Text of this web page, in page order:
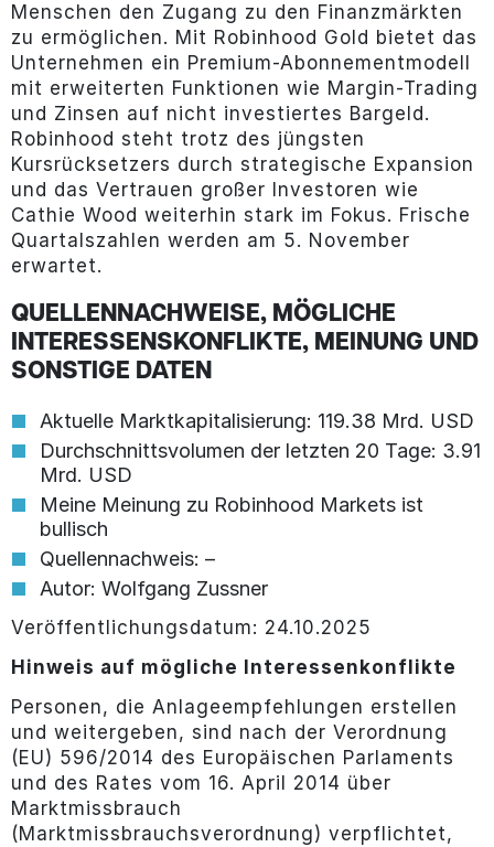
Menschen den Zugang zu den Finanzmärkten
zu ermöglichen. Mit Robinhood Gold bietet das
Unternehmen ein Premium-Abonnementmodell
mit erweiterten Funktionen wie Margin-Trading
und Zinsen auf nicht investiertes Bargeld.
Robinhood steht trotz des jüngsten
Kursrücksetzers durch strategische Expansion
und das Vertrauen großer Investoren wie
Cathie Wood weiterhin stark im Fokus. Frische
Quartalszahlen werden am 5. November
erwartet.
QUELLENNACHWEISE, MÖGLICHE
INTERESSENSKONFLIKTE, MEINUNG UND
SONSTIGE DATEN
Aktuelle Marktkapitalisierung: 119.38 Mrd. USD
Durchschnittsvolumen der letzten 20 Tage: 3.91
Mrd. USD
Meine Meinung zu Robinhood Markets ist
bullisch
Quellennachweis: –
Autor: Wolfgang Zussner
Veröffentlichungsdatum: 24.10.2025
Hinweis auf mögliche Interessenkonflikte
Personen, die Anlageempfehlungen erstellen
und weitergeben, sind nach der Verordnung
(EU) 596/2014 des Europäischen Parlaments
und des Rates vom 16. April 2014 über
Marktmissbrauch
(Marktmissbrauchsverordnung) verpflichtet,